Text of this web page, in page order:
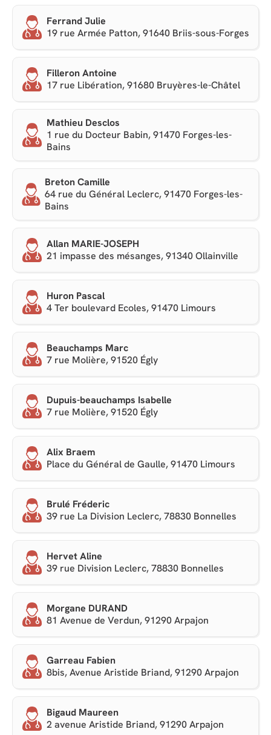
Ferrand Julie
19 rue Armée Patton, 91640 Briis-sous-Forges
Filleron Antoine
17 rue Libération, 91680 Bruyères-le-Châtel
Mathieu Desclos
1 rue du Docteur Babin, 91470 Forges-les-
Bains
Breton Camille
64 rue du Général Leclerc, 91470 Forges-les-
Bains
Allan MARIE-JOSEPH
21 impasse des mésanges, 91340 Ollainville
Huron Pascal
4 Ter boulevard Ecoles, 91470 Limours
Beauchamps Marc
7 rue Molière, 91520 Égly
Dupuis-beauchamps Isabelle
7 rue Molière, 91520 Égly
Alix Braem
Place du Général de Gaulle, 91470 Limours
Brulé Fréderic
39 rue La Division Leclerc, 78830 Bonnelles
Hervet Aline
39 rue Division Leclerc, 78830 Bonnelles
Morgane DURAND
81 Avenue de Verdun, 91290 Arpajon
Garreau Fabien
8bis, Avenue Aristide Briand, 91290 Arpajon
Bigaud Maureen
2 avenue Aristide Briand, 91290 Arpajon